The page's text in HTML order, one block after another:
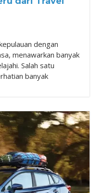
dengan
menawarkan banyak
Salah satu
banyak